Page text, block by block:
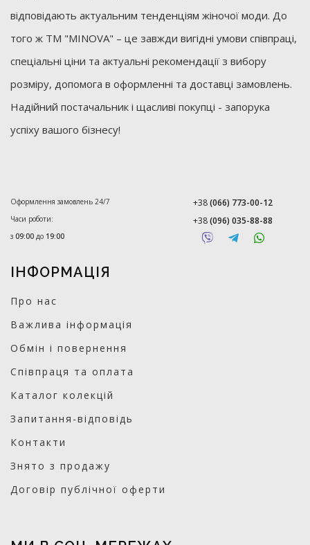
відповідають актуальним тенденціям жіночої моди. До
того ж ТМ "MINOVA" – це завжди вигідні умови співпраці,
спеціальні ціни та актуальні рекомендації з вибору
розміру, допомога в оформленні та доставці замовлень.
Надійний постачальник і щасливі покупці - запорука
успіху вашого бізнесу!
Оформлення замовлень 24/7
Часи роботи:
з 09:00 до 19:00
+38(066) 773-00-12
+38(096) 035-88-88
ІНФОРМАЦІЯ
Про нас
Важлива інформація
Обмін і повернення
Співпраця та оплата
Каталог колекцій
Запитання-відповідь
Контакти
Знято з продажу
Договір публічної оферти